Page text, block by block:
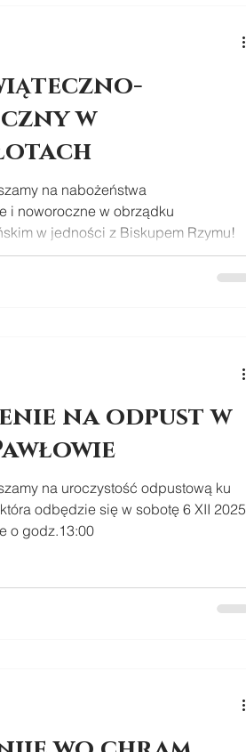
w
na nabożeństwa
i noworoczne w obrządku
w jedności z Biskupem Rzymu!
na odpust w
na uroczystość odpustową ku
odbędzie się w sobotę 6 XII 2025
o godz.13:00